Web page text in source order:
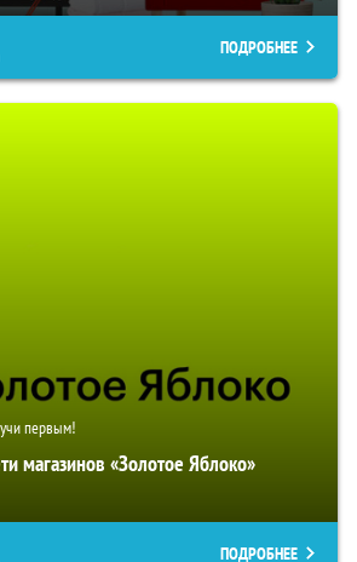
ПОДРОБНЕЕ
первым!
магазинов «Золотое Яблоко»
ПОДРОБНЕЕ